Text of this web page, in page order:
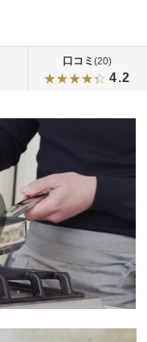
口コミ(20)
4.2